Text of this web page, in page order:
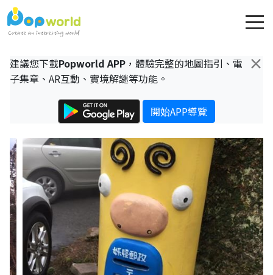
×
建議您下載Popworld APP ，體驗完整的地圖指引、電
子集章、AR互動、實境解謎等功能。
開始APP導覽